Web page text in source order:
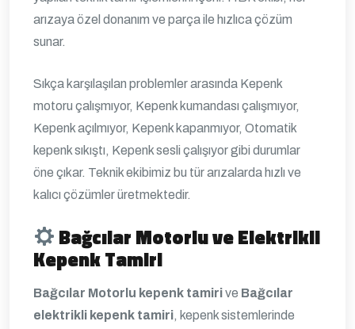
arızaya özel donanım ve parça ile hızlıca çözüm
sunar.
Sıkça karşılaşılan problemler arasında Kepenk
motoru çalışmıyor, Kepenk kumandası çalışmıyor,
Kepenk açılmıyor, Kepenk kapanmıyor, Otomatik
kepenk sıkıştı, Kepenk sesli çalışıyor gibi durumlar
öne çıkar. Teknik ekibimiz bu tür arızalarda hızlı ve
kalıcı çözümler üretmektedir.
Bağcılar Motorlu ve Elektrikli
Kepenk Tamiri
Bağcılar Motorlu kepenk tamirive Bağcılar
elektrikli kepenk tamiri, kepenk sistemlerinde